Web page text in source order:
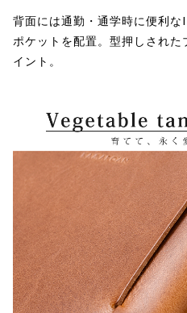
背面には通勤・通学時に便利
ポケットを配置。型押しされ
イント。